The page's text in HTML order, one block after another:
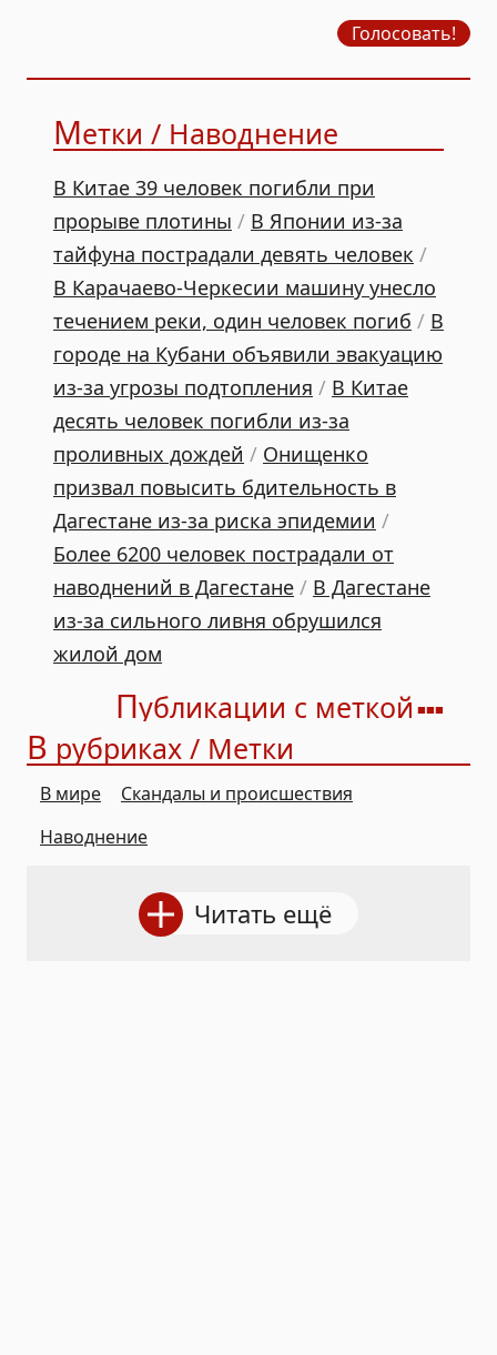
Голосовать!
Метки / Наводнение
В Китае 39 человек погибли при
прорыве плотины / В Японии из-за
тайфуна пострадали девять человек /
В Карачаево-Черкесии машину унесло
течением реки, один человек погиб / В
городе на Кубани объявили эвакуацию
из-за угрозы подтопления / В Китае
десять человек погибли из-за
проливных дождей / Онищенко
призвал повысить бдительность в
Дагестане из-за риска эпидемии /
Более 6200 человек пострадали от
наводнений в Дагестане / В Дагестане
из-за сильного ливня обрушился
жилой дом
Публикации с меткой
В рубриках / Метки
В мире
Скандалы и происшествия
Наводнение
Читать ещё